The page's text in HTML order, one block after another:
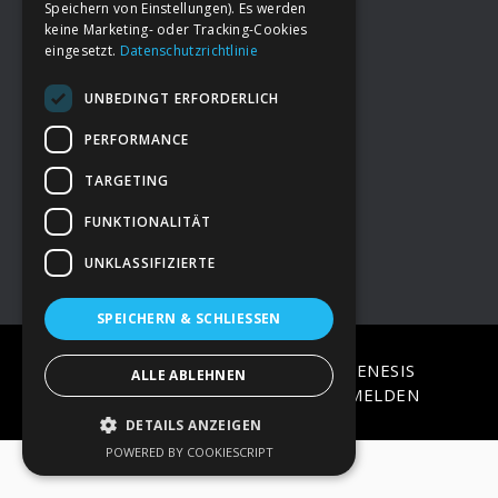
FooterDeine Spende
→ Impressum
→Kontakt zum PAO Team
COPYRIGHT © 2026 · ON
GENESIS
FRAMEWORK·WORDPRESS·ANMELDEN
Speichern von Einstellungen). Es werden
keine Marketing- oder Tracking-Cookies
eingesetzt. Datenschutzrichtlinie
UNBEDINGT ERFORDERLICH
PERFORMANCE
TARGETING
FUNKTIONALITÄT
UNKLASSIFIZIERTE
SPEICHERN & SCHLIESSEN
ALLE ABLEHNEN
DETAILS ANZEIGEN
POWERED BY COOKIESCRIPT